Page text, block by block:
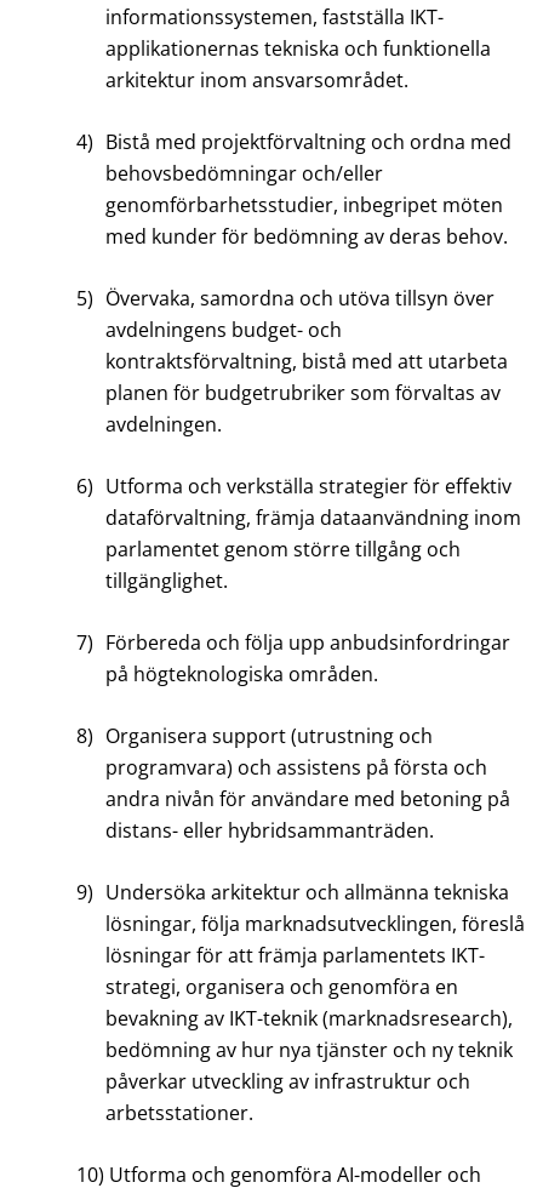
informationssystemen, fastställa IKT-
applikationernas tekniska och funktionella
arkitektur inom ansvarsområdet.
4) Bistå med projektförvaltning och ordna med
behovsbedömningar och/eller
genomförbarhetsstudier, inbegripet möten
med kunder för bedömning av deras behov.
5) Övervaka, samordna och utöva tillsyn över
avdelningens budget- och
kontraktsförvaltning, bistå med att utarbeta
planen för budgetrubriker som förvaltas av
avdelningen.
6) Utforma och verkställa strategier för effektiv
dataförvaltning, främja dataanvändning inom
parlamentet genom större tillgång och
tillgänglighet.
7) Förbereda och följa upp anbudsinfordringar
på högteknologiska områden.
8) Organisera support (utrustning och
programvara) och assistens på första och
andra nivån för användare med betoning på
distans- eller hybridsammanträden.
9) Undersöka arkitektur och allmänna tekniska
lösningar, följa marknadsutvecklingen, föreslå
lösningar för att främja parlamentets IKT-
strategi, organisera och genomföra en
bevakning av IKT-teknik (marknadsresearch),
bedömning av hur nya tjänster och ny teknik
påverkar utveckling av infrastruktur och
arbetsstationer.
10) Utforma och genomföra AI-modeller och